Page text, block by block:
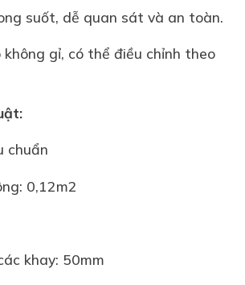
suốt, dễ quan sát và an toàn.
gỉ, có thể điều chỉnh theo
chuẩn
0,12m2
khay: 50mm